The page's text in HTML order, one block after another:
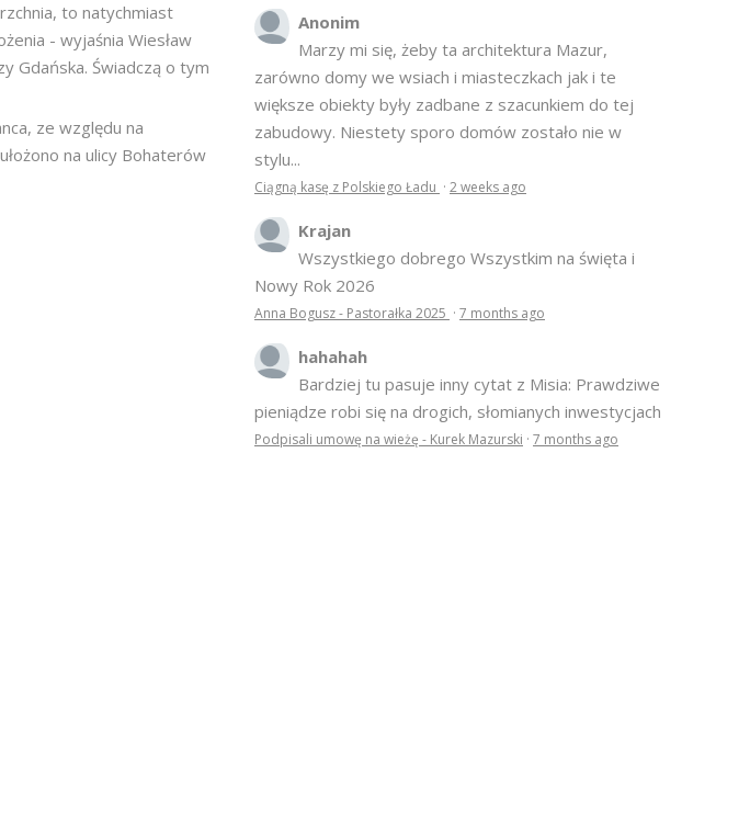
to natychmiast
- wyjaśnia Wiesław
Gdańska. Świadczą o tym
ze względu na
na ulicy Bohaterów
Anonim
Marzy mi się, żeby ta architektura Mazur,
zarówno domy we wsiach i miasteczkach jak i te
większe obiekty były zadbane z szacunkiem do tej
zabudowy. Niestety sporo domów zostało nie w
stylu...
Ciągną kasę z Polskiego Ładu · 2 weeks ago
Krajan
Wszystkiego dobrego Wszystkim na święta i
Nowy Rok 2026
Anna Bogusz - Pastorałka 2025 · 7 months ago
hahahah
Bardziej tu pasuje inny cytat z Misia: Prawdziwe
pieniądze robi się na drogich, słomianych inwestycjach
Podpisali umowę na wieżę - Kurek Mazurski · 7 months ago